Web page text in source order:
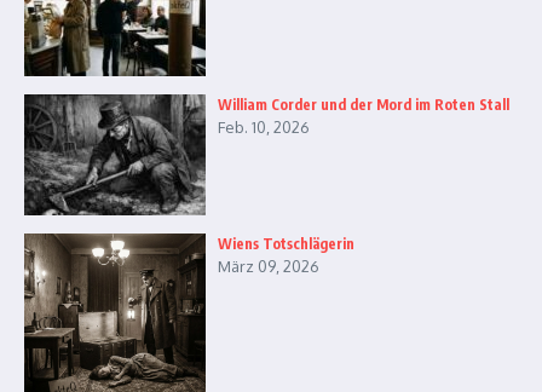
William Corder und der Mord im Roten Stall
Feb. 10, 2026
Wiens Totschlägerin
März 09, 2026